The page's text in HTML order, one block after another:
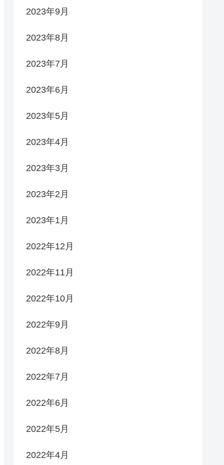
2023年9月
2023年8月
2023年7月
2023年6月
2023年5月
2023年4月
2023年3月
2023年2月
2023年1月
2022年12月
2022年11月
2022年10月
2022年9月
2022年8月
2022年7月
2022年6月
2022年5月
2022年4月